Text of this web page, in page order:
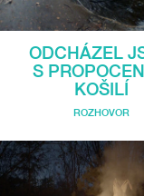
ODCHÁZEL
S
KOŠILÍ
ROZHOVOR